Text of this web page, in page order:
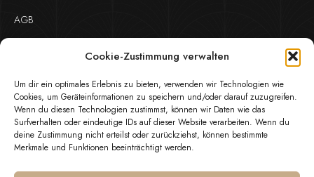
Cookie-Zustimmung verwalten
Um dir ein optimales Erlebnis zu bieten, verwenden wir Technologien wie
Cookies, um Geräteinformationen zu speichern und/oder darauf zuzugreifen.
Wenn du diesen Technologien zustimmst, können wir Daten wie das
Surfverhalten oder eindeutige IDs auf dieser Website verarbeiten. Wenn du
deine Zustimmung nicht erteilst oder zurückziehst, können bestimmte
Merkmale und Funktionen beeinträchtigt werden.
AGB
Fanny-Zobel-Straße 11, D-12435 Berlin
Mon - Fri: 10:00 - 18:00
info@hrz-jewels.com